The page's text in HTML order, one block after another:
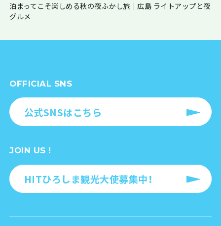
泊まってこそ楽しめる秋の夜ふかし旅｜広島 ライトアップと夜
グルメ
OFFICIAL SNS
公式SNSはこちら
JOIN US !
HITひろしま観光大使募集中！